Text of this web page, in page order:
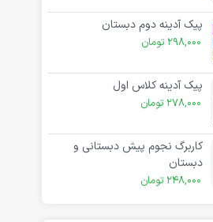
پیک آدینه دوم دبستان
298,000 تومان
پیک آدینه کلاس اول
278,000 تومان
کاربرگ نجوم پیش دبستانی و
دبستان
248,000 تومان